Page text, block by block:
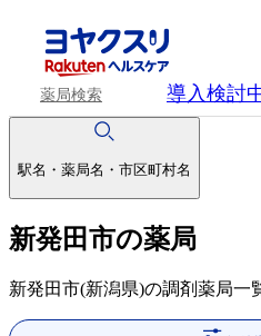
薬局検索 導入検討
駅名・薬局名・市区町村名
新発田市の薬局
新発田市(新潟県)の調剤薬局一